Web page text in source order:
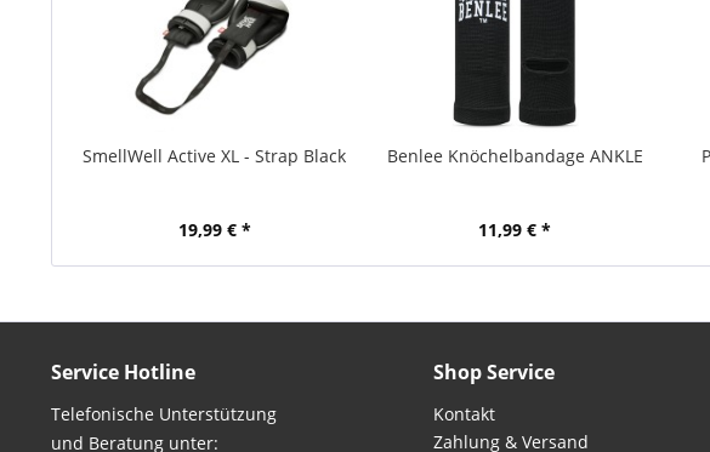
SmellWell Active XL - Strap Black
19,99 € *
Benlee Knöchelbandage ANKLE
11,99 € *
Service Hotline
Telefonische Unterstützung
und Beratung unter:
Shop Service
Kontakt
Zahlung & Versand